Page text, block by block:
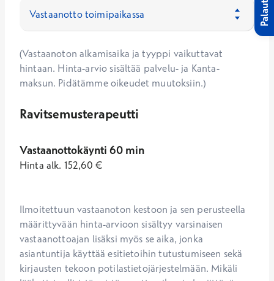
(Vastaanoton alkamisaika ja tyyppi vaikuttavat
hintaan. Hinta-arvio sisältää palvelu- ja Kanta-
maksun. Pidätämme oikeudet muutoksiin.)
Ravitsemusterapeutti
Vastaanottokäynti 60 min
Hinta alk. 152,60 €
Ilmoitettuun vastaanoton kestoon ja sen perusteella
määrittyvään hinta-arvioon sisältyy varsinaisen
vastaanottoajan lisäksi myös se aika, jonka
asiantuntija käyttää esitietoihin tutustumiseen sekä
kirjausten tekoon potilastietojärjestelmään. Mikäli
Palaute